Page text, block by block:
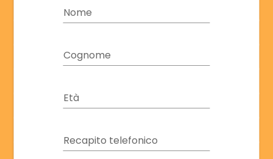
Nome
Cognome
Età
Recapito telefonico